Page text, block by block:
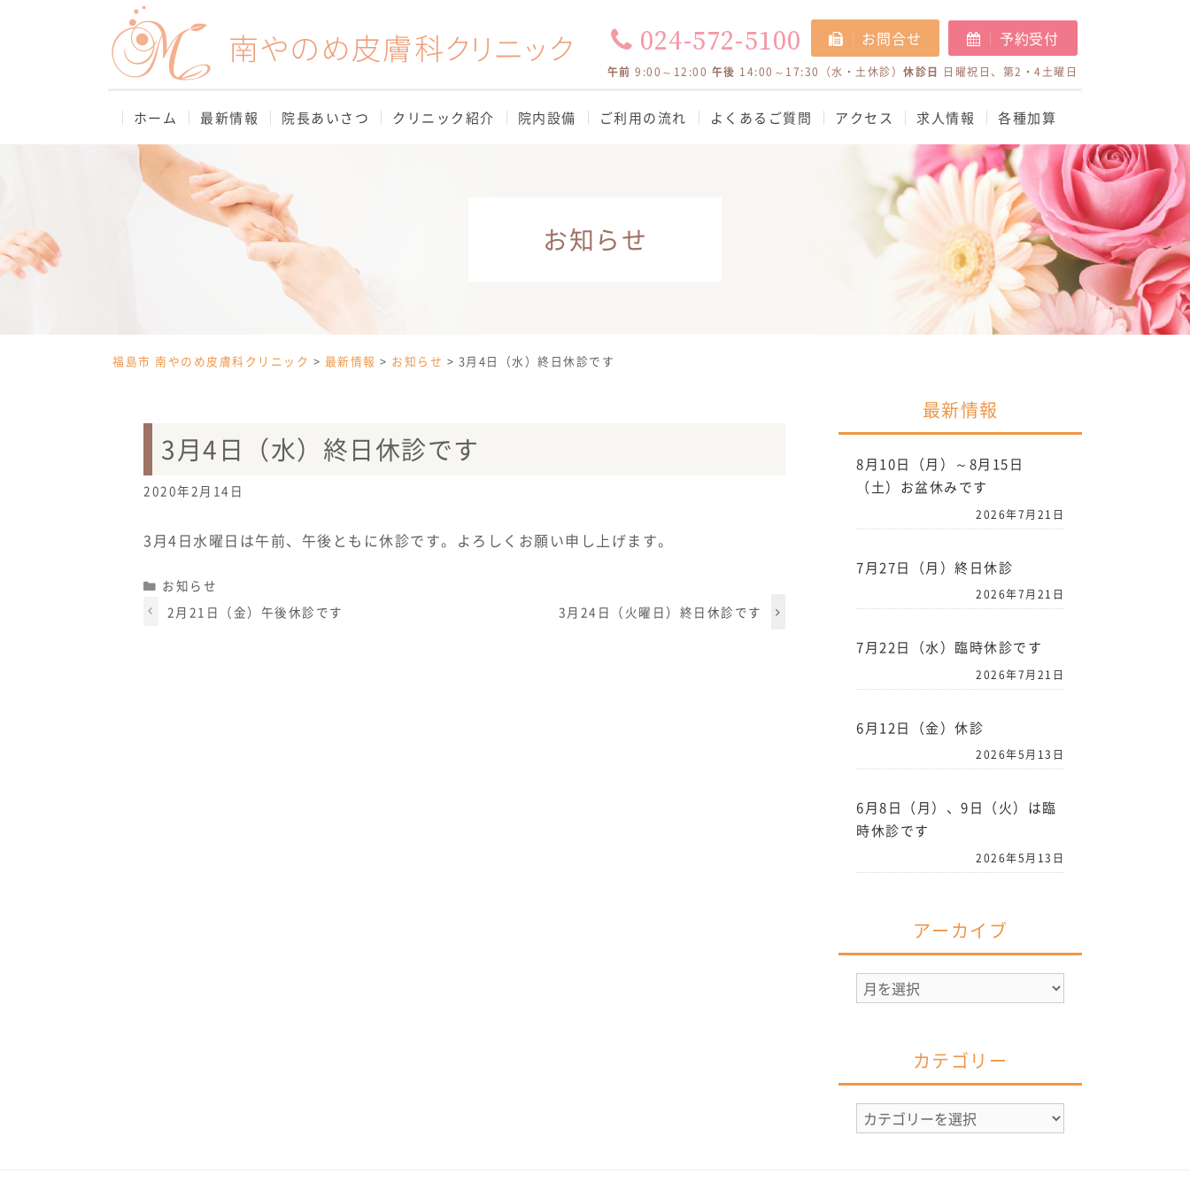
024-572-5100 お問合せ 予約受付
午前 9:00～12:00 午後 14:00～17:30（水・土休診） 休診日 日曜祝日、第2・4土曜日
ホーム 最新情報 院長あいさつ クリニック紹介 院内設備 ご利用の流れ よくあるご質問 アクセス 求人情報 各種加算
お知らせ
福島市 南やのめ皮膚科クリニック > 最新情報 > お知らせ > 3月4日（水）終日休診です
3月4日（水）終日休診です
2020年2月14日
3月4日水曜日は午前、午後ともに休診です。よろしくお願い申し上げます。
Categories
お知らせ
2月21日（金）午後休診です
3月24日（火曜日）終日休診です
最新情報
8月10日（月）～8月15日
（土）お盆休みです
2026年7月21日
7月27日（月）終日休診
2026年7月21日
7月22日（水）臨時休診です
2026年7月21日
6月12日（金）休診
2026年5月13日
6月8日（月）、9日（火）は臨
時休診です
2026年5月13日
アーカイブ
ア
ー
カテゴリー
カ
テ